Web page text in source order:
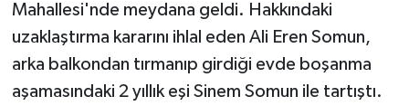
Mahallesi'nde meydana geldi. Hakkındaki
uzaklaştırma kararını ihlal eden Ali Eren Somun,
arka balkondan tırmanıp girdiği evde boşanma
aşamasındaki 2 yıllık eşi Sinem Somun ile tartıştı.